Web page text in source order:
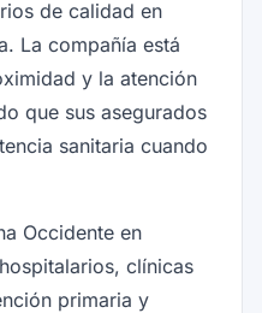
de calidad en
La compañía está
y la atención
que sus asegurados
sanitaria cuando
Occidente en
clínicas
primaria y